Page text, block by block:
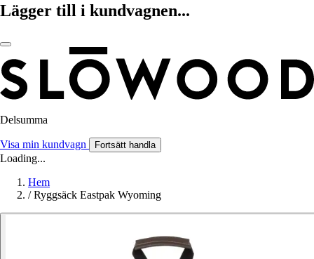
Lägger till i kundvagnen...
Delsumma
Visa min kundvagn Fortsätt handla
Loading...
Hem
/ Ryggsäck Eastpak Wyoming